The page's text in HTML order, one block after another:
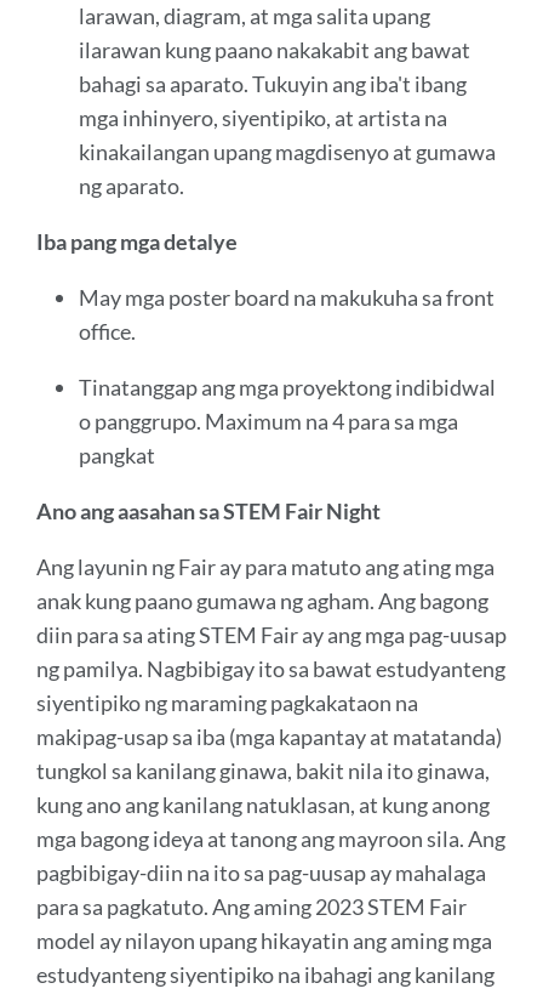
larawan, diagram, at mga salita upang
ilarawan kung paano nakakabit ang bawat
bahagi sa aparato. Tukuyin ang iba't ibang
mga inhinyero, siyentipiko, at artista na
kinakailangan upang magdisenyo at gumawa
ng aparato.
Iba pang mga detalye
May mga poster board na makukuha sa front
office.
Tinatanggap ang mga proyektong indibidwal
o panggrupo. Maximum na 4 para sa mga
pangkat
Ano ang aasahan sa STEM Fair Night
Ang layunin ng Fair ay para matuto ang ating mga
anak kung paano gumawa ng agham. Ang bagong
diin para sa ating STEM Fair ay ang mga pag-uusap
ng pamilya. Nagbibigay ito sa bawat estudyanteng
siyentipiko ng maraming pagkakataon na
makipag-usap sa iba (mga kapantay at matatanda)
tungkol sa kanilang ginawa, bakit nila ito ginawa,
kung ano ang kanilang natuklasan, at kung anong
mga bagong ideya at tanong ang mayroon sila. Ang
pagbibigay-diin na ito sa pag-uusap ay mahalaga
para sa pagkatuto. Ang aming 2023 STEM Fair
model ay nilayon upang hikayatin ang aming mga
estudyanteng siyentipiko na ibahagi ang kanilang